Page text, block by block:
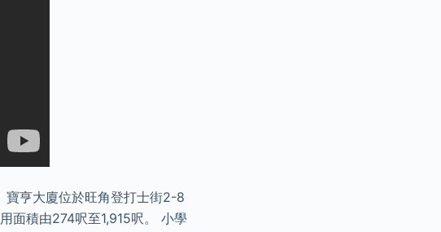
寶亨大廈位於旺角登打士街2-8
面積由274呎至1,915呎。 小學